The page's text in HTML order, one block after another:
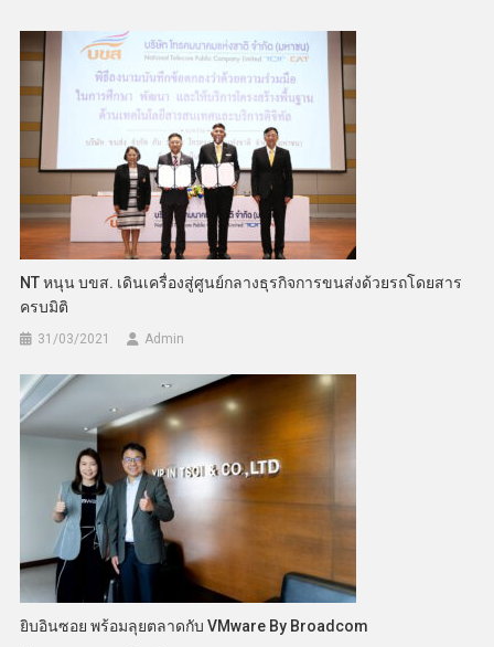
NT หนุน บขส. เดินเครื่องสู่ศูนย์กลางธุรกิจการขนส่งด้วยรถโดยสาร
ครบมิติ
31/03/2021 Admin
ยิบอินซอย พร้อมลุยตลาดกับ VMware By Broadcom